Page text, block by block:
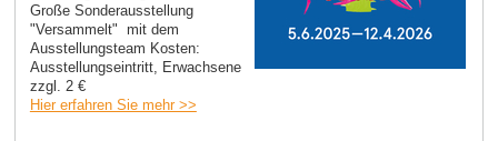
Große Sonderausstellung
"Versammelt" mit dem
Ausstellungsteam Kosten:
Ausstellungseintritt, Erwachsene
zzgl. 2 €
Hier erfahren Sie mehr >>